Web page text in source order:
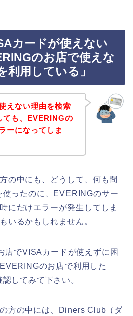
カードが使えない
のお店で使えな
利用している」
えない理由を検索
ても、EVERINGの
ーになってしま
の中にも、どうして、何も問
ったのに、EVERINGのサー
にだけエラーが発生してしま
いるかもしれません。
店でVISAカードが使えずに困
のお店で利用した
してみて下さい。
方の中には、Diners Club（ダ